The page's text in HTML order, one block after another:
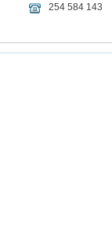
254 584 143